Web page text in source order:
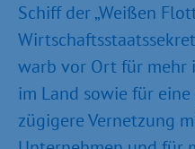
Schiff der „Weißen
warb vor Ort für mehr
im Land sowie für
zügigere Vernetzung